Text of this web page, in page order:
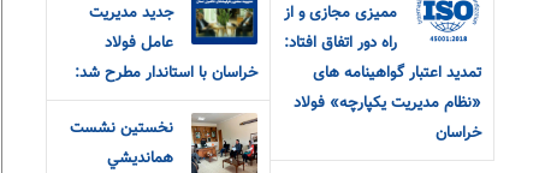
ممیزی مجازی و از
راه دور اتفاق افتاد:
تمدید اعتبار گواهینامه های
«نظام مدیریت یکپارچه» فولاد
خراسان
جدید مدیریت
عامل فولاد
خراسان با استاندار مطرح شد:
نخستين نشست
همانديشي